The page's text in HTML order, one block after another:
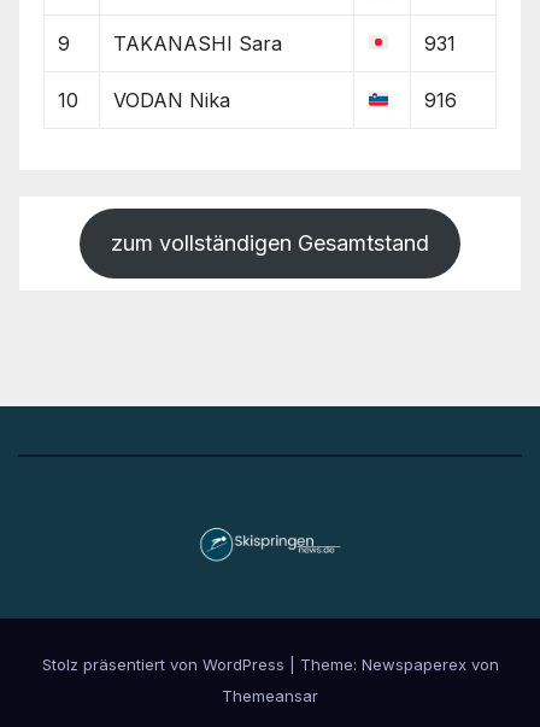
9 TAKANASHI Sara 931
10 VODAN Nika 916
zum vollständigen Gesamtstand
Stolz präsentiert von WordPress
Theme: Newspaperex von
Themeansar